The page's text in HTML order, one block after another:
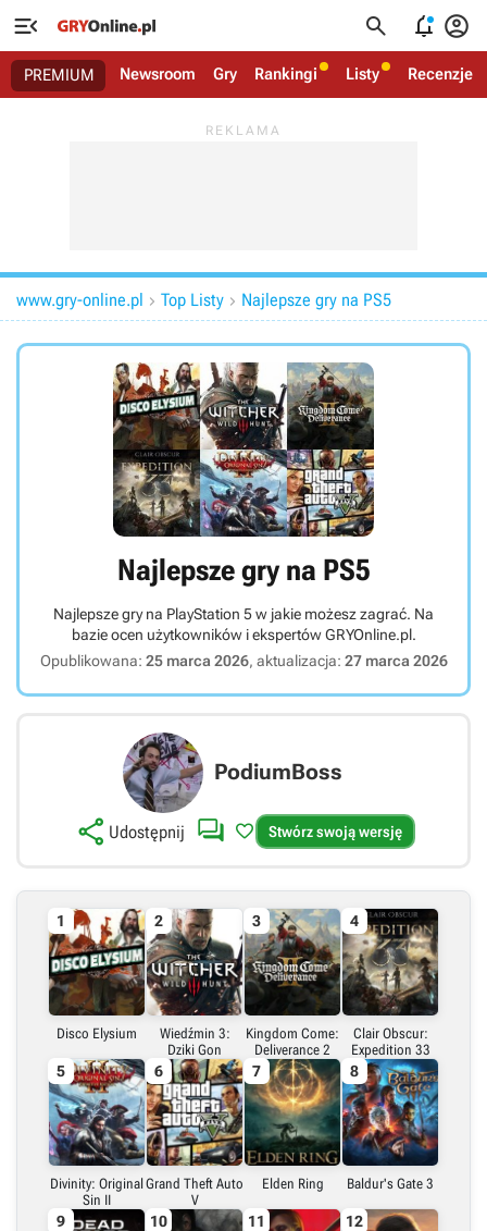
   
PREMIUM Newsroom Gry Rankingi Listy Recenzje
www.gry-online.pl  Top Listy  Najlepsze gry na PS5
Najlepsze gry na PS5
Najlepsze gry na PlayStation 5 w jakie możesz zagrać. Na
bazie ocen użytkowników i ekspertów GRYOnline.pl.
Opublikowana: 25 marca 2026, aktualizacja: 27 marca 2026
PodiumBoss
 Udostępnij
Link bezpośredni
X (Twitter)
Link do grafiki poziomej
Link do grafiki pionowej
  Stwórz swoją wersję
1
Disco Elysium
2
Wiedźmin 3:
Dziki Gon
3
Kingdom Come:
Deliverance 2
4
Clair Obscur:
Expedition 33
5
Divinity: Original
Sin II
6
Grand Theft Auto
V
7
Elden Ring
8
Baldur's Gate 3
9 10 11 12